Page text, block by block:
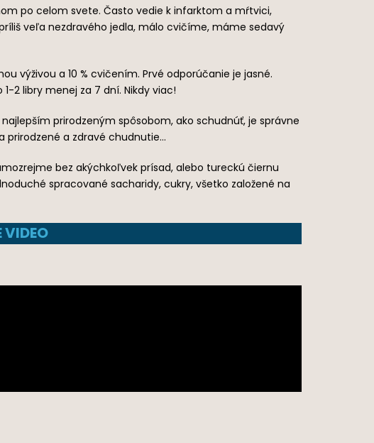
po celom svete. Často vedie k infarktom a mŕtvici,
veľa nezdravého jedla, málo cvičíme, máme sedavý
výživou a 10 % cvičením. Prvé odporúčanie je jasné.
2 libry menej za 7 dní. Nikdy viac!
prirodzeným spôsobom, ako schudnúť, je správne
prirodzené a zdravé chudnutie…
bez akýchkoľvek prísad, alebo tureckú čiernu
spracované sacharidy, cukry, všetko založené na
VIDEO